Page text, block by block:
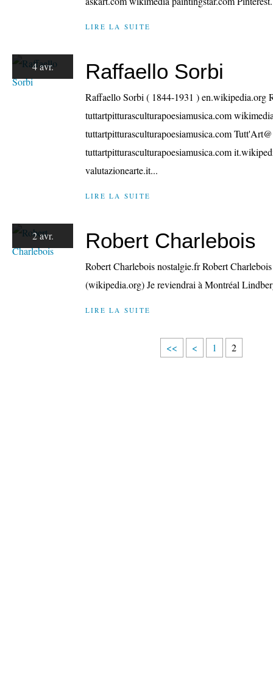
LIRE LA SUITE
4 avr. Raffaello Sorbi
Raffaello Sorbi ( 1844-1931 ) en.wikipedia.org
tuttartpitturasculturapoesiamusica.com
tuttartpitturasculturapoesiamusica.com Tutt'Art@
tuttartpitturasculturapoesiamusica.com
valutazionearte.it...
LIRE LA SUITE
2 avr. Robert Charlebois
Robert Charlebois nostalgie.fr Robert
(wikipedia.org) Je reviendrai à Montréal
LIRE LA SUITE
<< < 1 2